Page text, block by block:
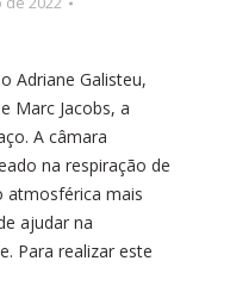
Adriane Galisteu,
Marc Jacobs, a
A câmara
na respiração de
atmosférica mais
ajudar na
Para realizar este